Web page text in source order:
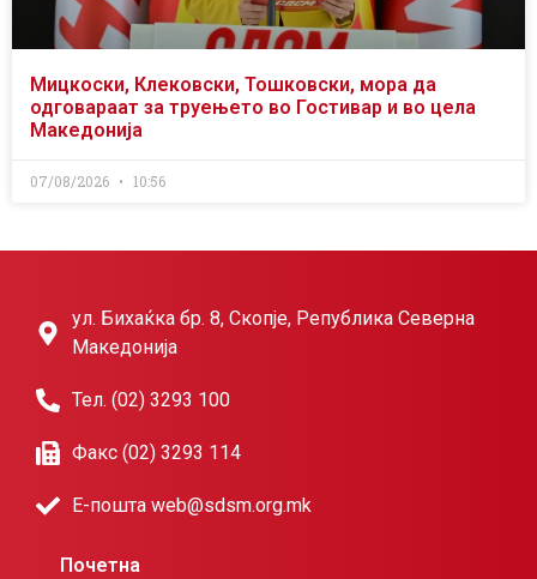
Мицкоски, Клековски, Тошковски, мора да
одговараат за труењето во Гостивар и во цела
Македонија
07/08/2026 10:56
ул. Бихаќка бр. 8, Скопје, Република Северна
Македонија
Тел. (02) 3293 100
Факс (02) 3293 114
Е-пошта web@sdsm.org.mk
Почетна